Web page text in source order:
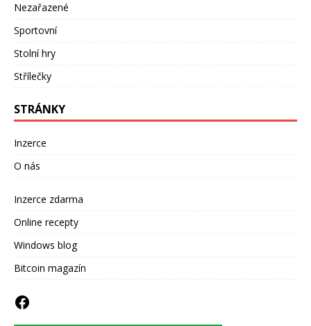
Nezařazené
Sportovní
Stolní hry
Střílečky
STRÁNKY
Inzerce
O nás
Inzerce zdarma
Online recepty
Windows blog
Bitcoin magazín